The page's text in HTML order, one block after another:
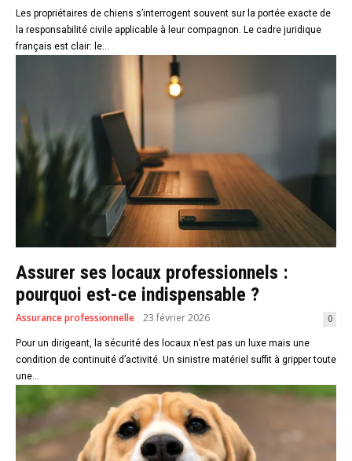
Les propriétaires de chiens s’interrogent souvent sur la portée exacte de
la responsabilité civile applicable à leur compagnon. Le cadre juridique
français est clair: le...
Assurer ses locaux professionnels :
pourquoi est-ce indispensable ?
Assurance professionnelle 23 février 2026 0
Pour un dirigeant, la sécurité des locaux n’est pas un luxe mais une
condition de continuité d’activité. Un sinistre matériel suffit à gripper toute
une...